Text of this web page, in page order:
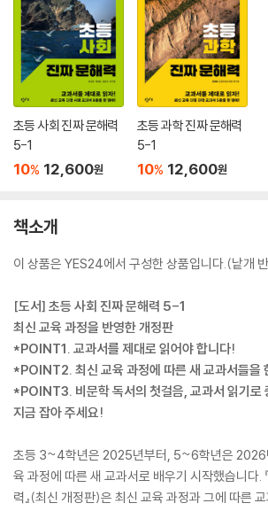
초등 사회 진짜 문해력
5-1
10% 12,600원
초등 과학 진짜 문해력
5-1
10% 12,600원
책소개
이 상품은 YES24에서 구성한 상품입니다.(낱개
[도서] 초등 사회 진짜 문해력 5-1
최신 교육 과정을 반영한 개정판
*POINT1. 교과서를 제대로 읽어야 합니다!
*POINT2. 최신 교육 과정에 따른 새 교과서들을
*POINT3. 비문학 독서의 첫걸음, 교과서 읽기로
지금 잡아 주세요!
초등 3~4학년은 2025년부터, 5~6학년은 2026
육 과정에 따른 새 교과서로 배우기 시작했습니다.
력』(최신 개정판)은 최신 교육 과정과 그에 따른